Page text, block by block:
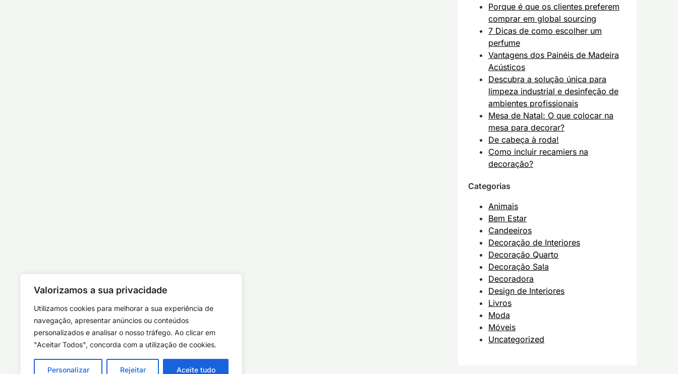
Valorizamos a sua privacidade
Utilizamos cookies para melhorar a sua experiência de
navegação, apresentar anúncios ou conteúdos
personalizados e analisar o nosso tráfego. Ao clicar em
"Aceitar Todos", concorda com a utilização de cookies.
Personalizar Rejeitar Aceite tudo
Porque é que os clientes preferem
comprar em global sourcing
7 Dicas de como escolher um
perfume
Vantagens dos Painéis de Madeira
Acústicos
Descubra a solução única para
limpeza industrial e desinfeção de
ambientes profissionais
Mesa de Natal: O que colocar na
mesa para decorar?
De cabeça à roda!
Como incluir recamiers na
decoração?
Categorias
Animais
Bem Estar
Candeeiros
Decoração de Interiores
Decoração Quarto
Decoração Sala
Decoradora
Design de Interiores
Livros
Moda
Móveis
Uncategorized